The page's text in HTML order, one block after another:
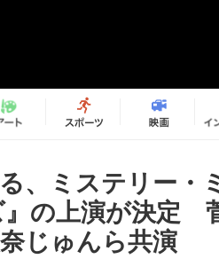
、ミステリー・
の上演が決定
じゅんら共演